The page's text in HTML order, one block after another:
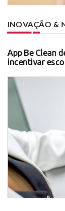
INOVAÇÃO &
App Be Clean
incentivar